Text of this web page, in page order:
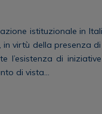
istituzionale in
in virtù della presenza
l’esistenza di
di vista…